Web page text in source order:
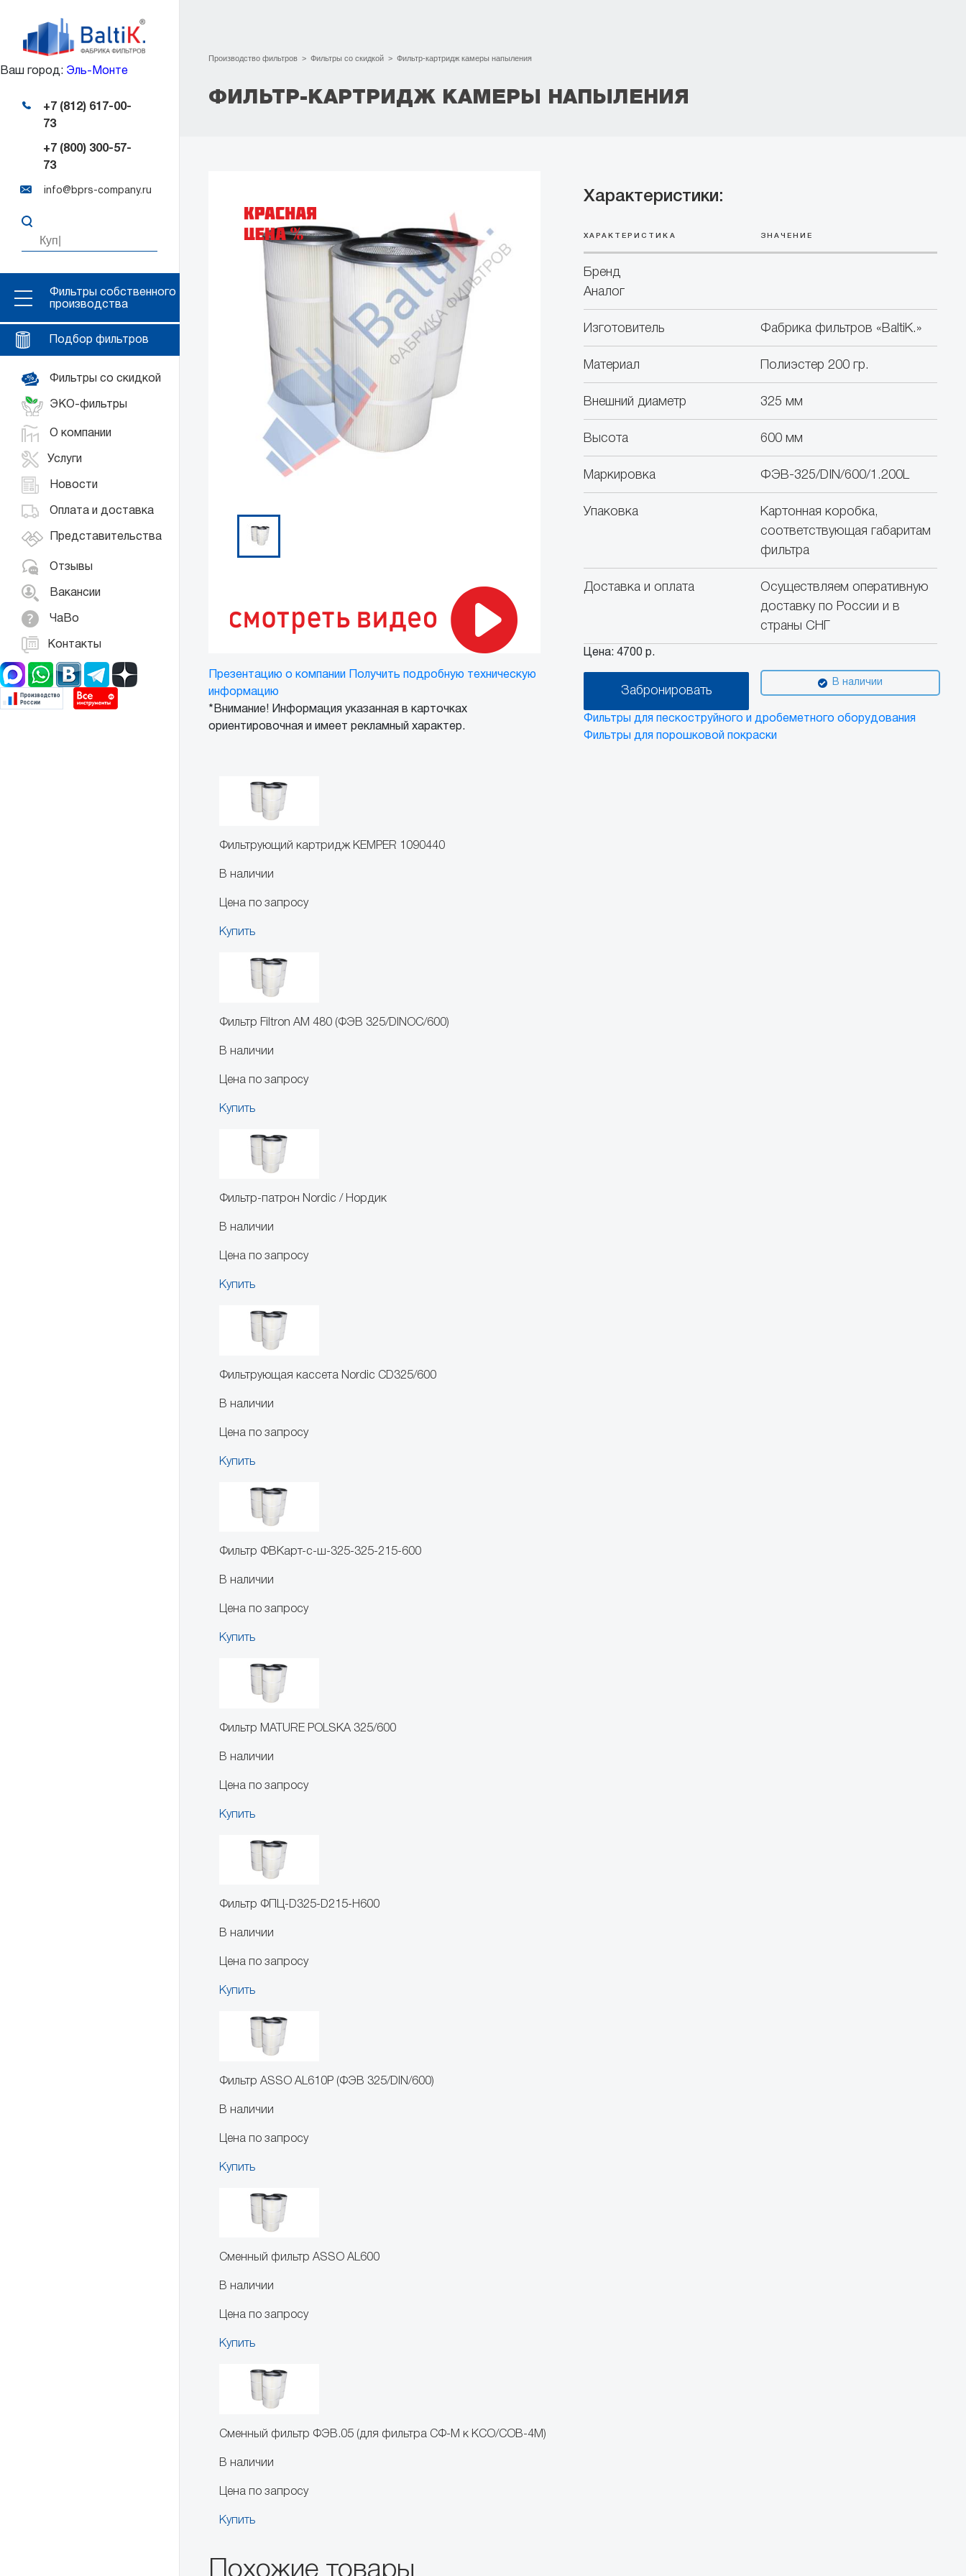
Ваш город: Эль-Монте
+7 (812) 617-00-
73
+7 (800) 300-57-
73
info@bprs-company.ru
Фильтры собственного
производства
Подбор фильтров
Фильтры со скидкой
ЭКО-фильтры
О компании
Услуги
Новости
Оплата и доставка
Представительства
Отзывы
Вакансии
ЧаВо
Контакты
Производство фильтров > Фильтры со скидкой > Фильтр-картридж камеры напыления
ФИЛЬТР-КАРТРИДЖ КАМЕРЫ НАПЫЛЕНИЯ
Презентацию о компании
Получить подробную техническую
информацию
*Внимание! Информация указанная в карточках
ориентировочная и имеет рекламный характер.
Характеристики:
ХАРАКТЕРИСТИКА ЗНАЧЕНИЕ
Бренд
Аналог
Изготовитель Фабрика фильтров «BaltiK.»
Материал Полиэстер 200 гр.
Внешний диаметр 325 мм
Высота 600 мм
Маркировка ФЭВ-325/DIN/600/1.200L
Упаковка
Картонная коробка,
соответствующая габаритам
фильтра
Доставка и оплата
Осуществляем оперативную
доставку по России и в
страны СНГ
Цена: 4700 р.
Забронировать
В наличии
Фильтры для пескоструйного и дробеметного оборудования
Фильтры для порошковой покраски
Фильтрующий картридж KEMPER 1090440
В наличии
Цена по запросу
Купить
Фильтр Filtron AM 480 (ФЭВ 325/DINOС/600)
В наличии
Цена по запросу
Купить
Фильтр-патрон Nordic / Нордик
В наличии
Цена по запросу
Купить
Фильтрующая кассета Nordic CD325/600
В наличии
Цена по запросу
Купить
Фильтр ФВКарт-с-ш-325-325-215-600
В наличии
Цена по запросу
Купить
Фильтр MATURE POLSKA 325/600
В наличии
Цена по запросу
Купить
Фильтр ФПЦ-D325-D215-H600
В наличии
Цена по запросу
Купить
Фильтр ASSO AL610P (ФЭВ 325/DIN/600)
В наличии
Цена по запросу
Купить
Сменный фильтр ASSO AL600
В наличии
Цена по запросу
Купить
Сменный фильтр ФЭВ.05 (для фильтра СФ-М к КСО/СОВ-4М)
В наличии
Цена по запросу
Купить
Похожие товары